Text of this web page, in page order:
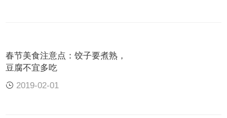
春节美食注意点：饺子要煮熟，
豆腐不宜多吃
2019-02-01